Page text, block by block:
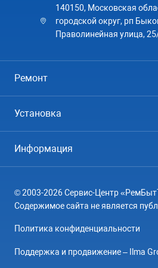
140150, Московская
городской округ, рп
Праволинейная улица,
Ремонт
Посудомоечные машины
Кондиционеры
Варочные панели
Электроплиты
Установка
Кондиционеры
Информация
География
© 2003-2026 Сервис-Центр
Содержимое сайта не является
Политика конфиденциальности
Поддержка и продвижение – Ilma